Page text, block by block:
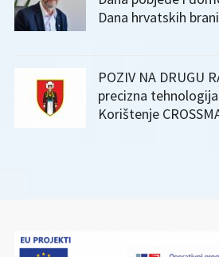
Dana hrvatskih
POZIV NA DRUGU
precizna
Korištenje